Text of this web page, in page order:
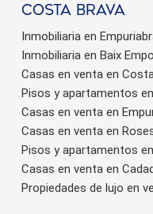
Costa brava
Inmobiliaria en
Inmobiliaria en Baix
Casas en venta en
Pisos y apartamentos
Casas en venta en
Casas en venta en
Pisos y apartamentos
Casas en venta en
Propiedades de lujo en